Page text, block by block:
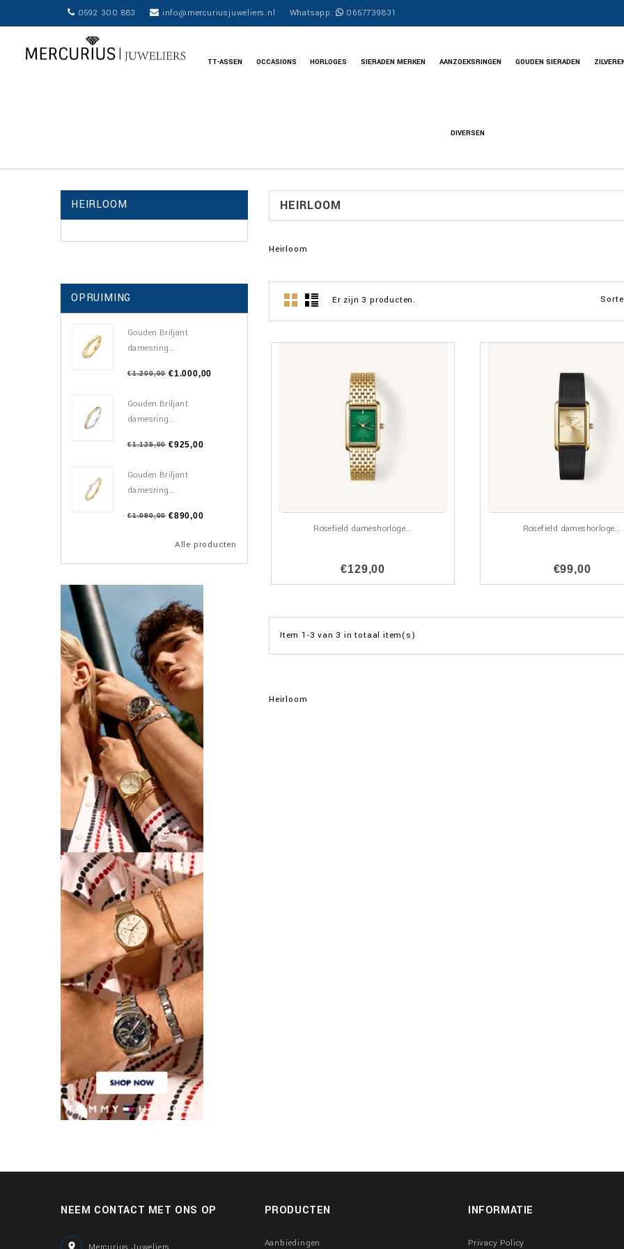
0592 300 883 info@mercuriusjuweliers.nl Whatsapp: 0657739831
TT-ASSEN OCCASIONS HORLOGES SIERADEN MERKEN AANZOEKSRINGEN GOUDEN SIERADEN
DIVERSEN
HEIRLOOM
OPRUIMING
Gouden Briljant
damesring...
€1.200,00 €1.000,00
Gouden Briljant
damesring...
€1.125,00 €925,00
Gouden Briljant
damesring...
€1.090,00 €890,00
Alle producten
HEIRLOOM
Heirloom
Er zijn 3 producten.
Rosefield dameshorloge...
€129,00
Rosefield dameshorloge...
€99,00
Item 1-3 van 3 in totaal item(s)
Heirloom
NEEM CONTACT MET ONS OP

PRODUCTEN
Aanbiedingen
INFORMATIE
Privacy Policy